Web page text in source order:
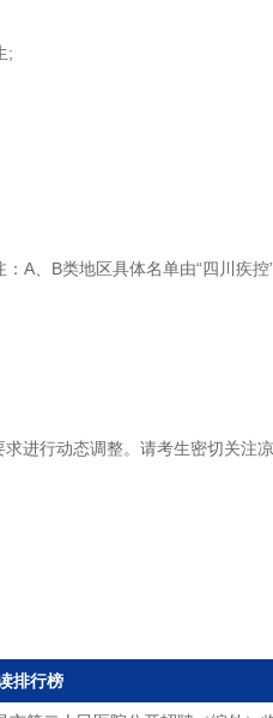
;
A、B类地区具体名单由“四川疾控
进行动态调整。请考生密切关注
排行榜